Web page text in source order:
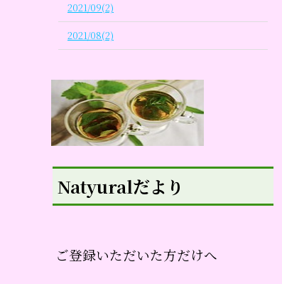
2021/09(2)
2021/08(2)
Natyuralだより
ご登録いただいた方だけへ